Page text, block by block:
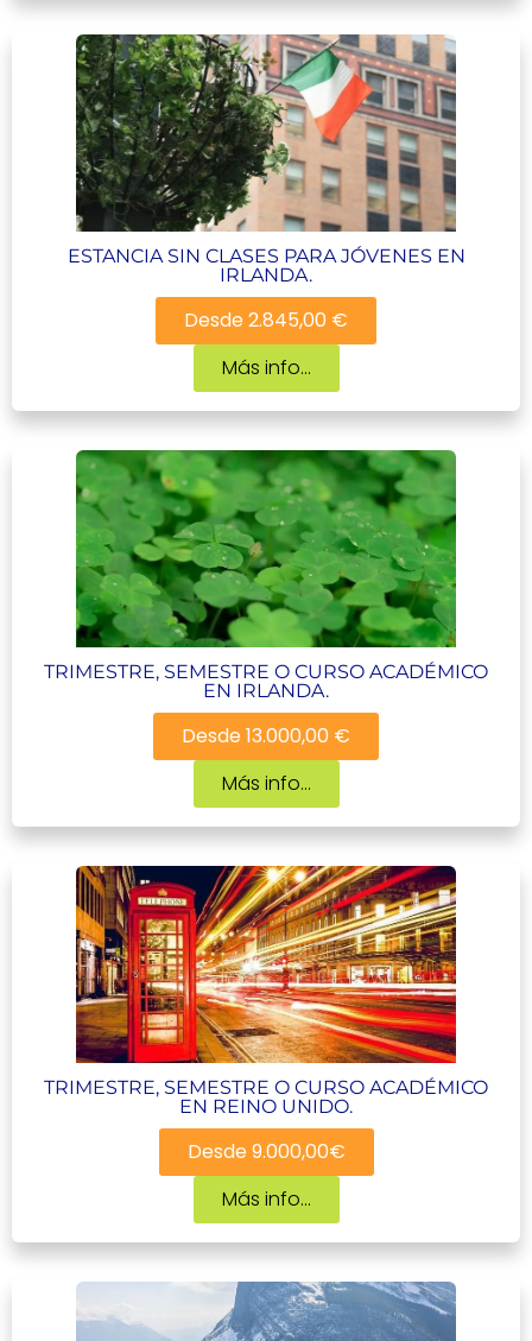
ESTANCIA SIN CLASES PARA JÓVENES EN
IRLANDA.
Desde 2.845,00 €
Más info...
TRIMESTRE, SEMESTRE O CURSO ACADÉMICO
EN IRLANDA.
Desde 13.000,00 €
Más info...
TRIMESTRE, SEMESTRE O CURSO ACADÉMICO
EN REINO UNIDO.
Desde 9.000,00€
Más info...